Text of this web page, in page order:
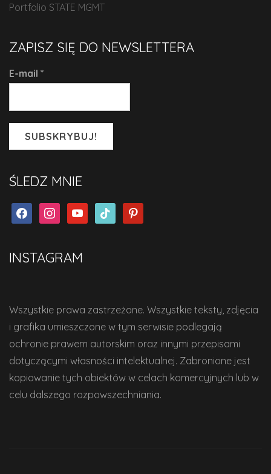
Portfolio STATE MGMT
ZAPISZ SIĘ DO NEWSLETTERA
E-mail *
ŚLEDZ MNIE
facebookinstagramyoutubetiktok pinterest
INSTAGRAM
Wszystkie prawa zastrzeżone. Wszystkie teksty, zdjęcia
i grafika umieszczone w tym serwisie podlegają
ochronie prawem autorskim oraz innymi przepisami
dotyczącymi własności intelektualnej. Zabronione jest
kopiowanie tych obiektów w celach komercyjnych lub w
celu dalszego rozpowszechniania.